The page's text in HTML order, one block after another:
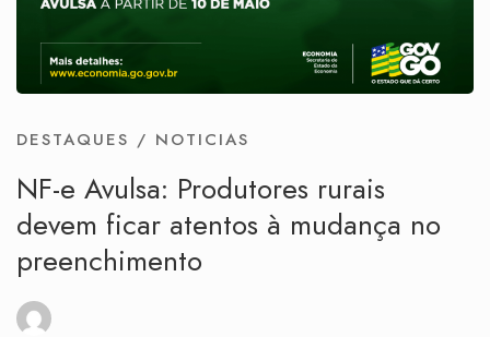
DESTAQUES / NOTICIAS
NF-e Avulsa: Produtores rurais
devem ficar atentos à mudança no
preenchimento